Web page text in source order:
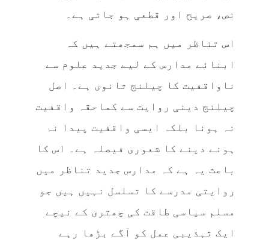
نص، صریح اور قطعی ہو جاتی ہے۔
اس تناظر میں ہم سمجھتے ہیں کہ
ابنائے مدارس کے لیے جدید علوم سے
ناواقفیت کا چیلنج ثانوی ہے۔ اصل
چیلنج دینی روایت سے کماحقہ واقفیت
نہ ہونا بلکہ ایسی واقفیت پیدا نہ
ہونے دینے کا شعوری فیصلہ ہے۔ اس کا
باعث یہ ہے کہ مدارس جدید تناظر میں
روایتی مدرسے کا تسلسل نہیں ہیں جو
مسلم سیاسی طاقت کی چھتری کے نیچے
ایک تہذیبی عمل کو آگے بڑھا رہے